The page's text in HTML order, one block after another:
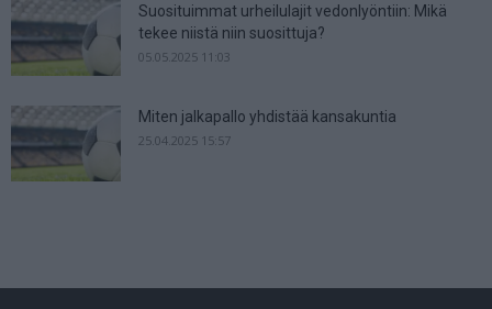
Suosituimmat urheilulajit vedonlyöntiin: Mikä
tekee niistä niin suosittuja?
05.05.2025 11:03
Miten jalkapallo yhdistää kansakuntia
25.04.2025 15:57